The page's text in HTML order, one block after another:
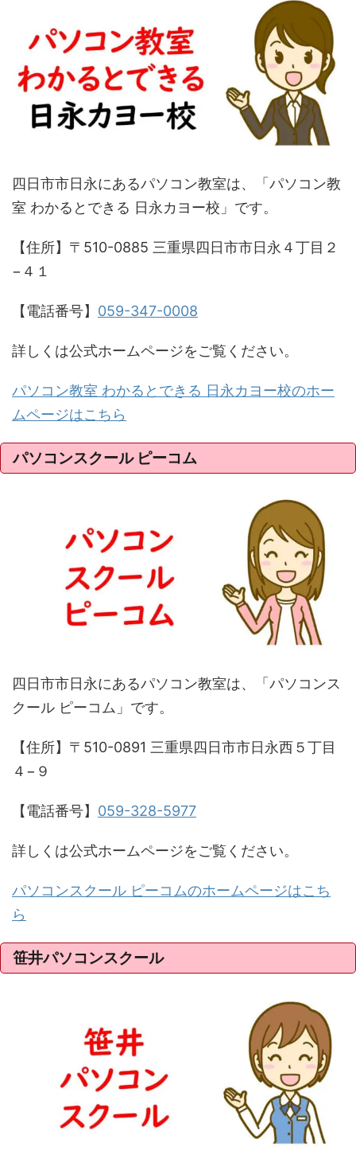
四日市市日永にあるパソコン教室は、「パソコン教
室 わかるとできる 日永カヨー校」です。
【住所】〒510-0885 三重県四日市市日永４丁目２
−４１
【電話番号】 059-347-0008
詳しくは公式ホームページをご覧ください。
パソコン教室 わかるとできる 日永カヨー校のホー
ムページはこちら
パソコンスクール ピーコム
四日市市日永にあるパソコン教室は、「パソコンス
クール ピーコム」です。
【住所】〒510-0891 三重県四日市市日永西５丁目
４−９
【電話番号】 059-328-5977
詳しくは公式ホームページをご覧ください。
パソコンスクール ピーコムのホームページはこち
ら
笹井パソコンスクール